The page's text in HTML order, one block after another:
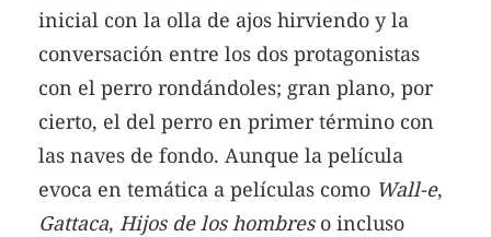
inicial con la olla de ajos hirviendo y la
conversación entre los dos protagonistas
con el perro rondándoles; gran plano, por
cierto, el del perro en primer término con
las naves de fondo. Aunque la película
evoca en temática a películas como Wall-e,
Gattaca, Hijos de los hombreso incluso